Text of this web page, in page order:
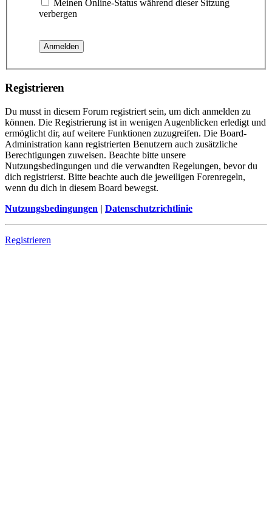
Meinen Online-Status während dieser Sitzung
verbergen
Registrieren
Du musst in diesem Forum registriert sein, um dich anmelden zu
können. Die Registrierung ist in wenigen Augenblicken erledigt und
ermöglicht dir, auf weitere Funktionen zuzugreifen. Die Board-
Administration kann registrierten Benutzern auch zusätzliche
Berechtigungen zuweisen. Beachte bitte unsere
Nutzungsbedingungen und die verwandten Regelungen, bevor du
dich registrierst. Bitte beachte auch die jeweiligen Forenregeln,
wenn du dich in diesem Board bewegst.
Nutzungsbedingungen | Datenschutzrichtlinie
Registrieren